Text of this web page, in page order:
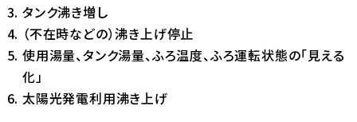
タンク沸き増し
（不在時などの）沸き上げ停止
使用湯量、タンク湯量、ふろ温度、ふろ運転状態の「見える
化」
太陽光発電利用沸き上げ